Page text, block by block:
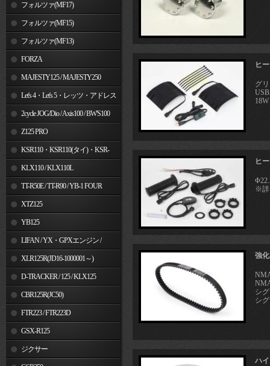
フォルツァ(MF17)
フォルツァ(MF15)
フォルツァ(MF13)
FORZA
MAJESTY125 / MAJESTY250
Let's 4・Let's 5・レッツ・アドレス
V50 2cycle JOG/Dio / Axis100 / BW'S100
Z125 PRO
KSR110・KSR110(タイ)・KSR-
I/II・KSR PRO
KLX110 / KLX110L
TT-R50E / TT-R90 / YB-1 FOUR
XTZ125
YB125
LIFAN / YX・GPXエンジン /
JinchengXLR125R(JD16-1000001～)
D-TRACKER / 125 / KLX125
CBR125R(JC50)
FTR223 / FTR223D
GSX-R125
ジクサー
ヒ
グ
ヒ
※詳
強
シ
シ
ハ